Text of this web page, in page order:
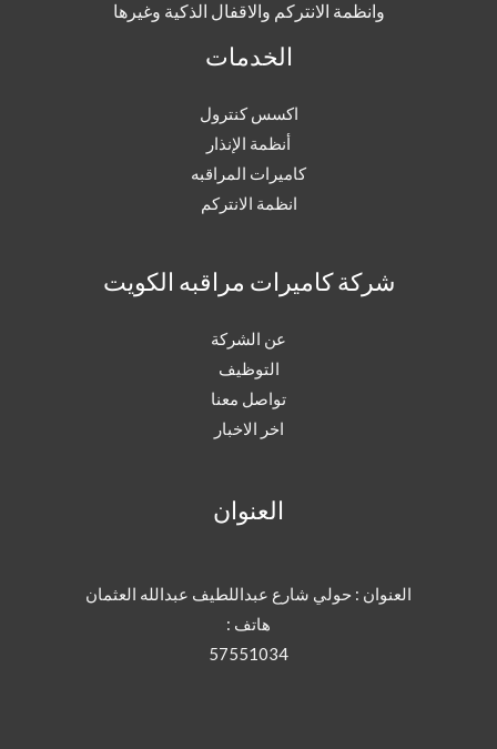
وانظمة الانتركم والاقفال الذكية وغيرها
الخدمات
اكسس كنترول
أنظمة الإنذار
كاميرات المراقبه
انظمة الانتركم
شركة كاميرات مراقبه الكويت
عن الشركة
التوظيف
تواصل معنا
اخر الاخبار
العنوان
العنوان : حولي شارع عبداللطيف عبدالله العثمان
هاتف :
57551034